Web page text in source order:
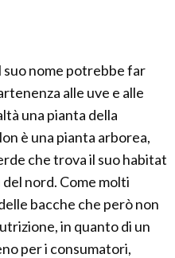
suo nome potrebbe far
alle uve e alle
una pianta della
è una pianta arborea,
che trova il suo habitat
nord. Come molti
bacche che però non
in quanto di un
per i consumatori,